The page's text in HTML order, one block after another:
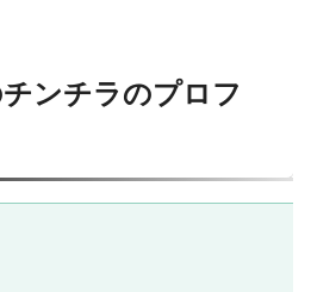
ンチラのプロフ